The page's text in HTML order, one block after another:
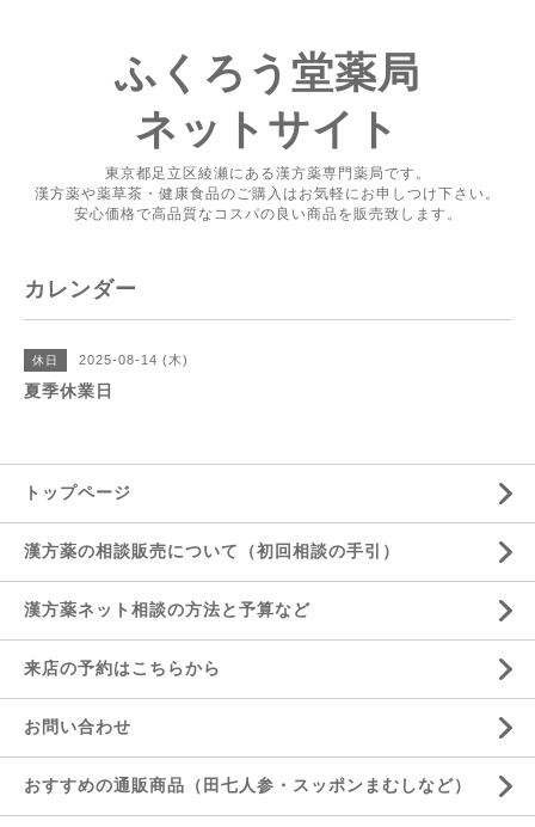
ふくろう堂薬局
ネットサイト
東京都足立区綾瀬にある漢方薬専門薬局です。
漢方薬や薬草茶・健康食品のご購入はお気軽にお申しつけ下さい。
安心価格で高品質なコスパの良い商品を販売致します。
カレンダー
休日 2025-08-14 (木)
夏季休業日
トップページ
漢方薬の相談販売について（初回相談の手引）
漢方薬ネット相談の方法と予算など
来店の予約はこちらから
お問い合わせ
おすすめの通販商品（田七人参・スッポンまむしなど）